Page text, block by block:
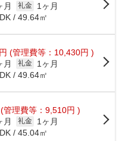
月 礼金
1ヶ月
/ 49.64㎡
円 (管理費等：10,430円 )
月 礼金
1ヶ月
/ 49.64㎡
(管理費等：9,510円 )
月 礼金
1ヶ月
/ 45.04㎡